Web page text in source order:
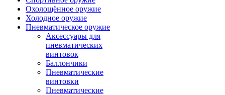
Охолощённое оружие
Холодное оружие
Пневматическое оружие
Аксессуары для
пневматических
винтовок
Баллончики
Пневматические
винтовки
Пневматические